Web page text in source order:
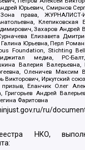
Юрьевич, Смирнов
права, ЖУРНАЛИСТ-
Клепиковская
Захаров Андрей
Елизавета
Галина Юрьевна, Перл
Foundation, Stichting
медиа, РС-
Валерия
Оленичев Максим
Викторович, Иркутский
Еланчик Олег
Григорьев Андрей
Фаритовна
ru/
НКО,